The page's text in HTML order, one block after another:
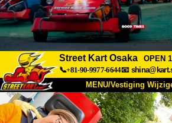
Street Kart Osaka
OPEN
📞+81-90-9977-6644📧
MENU/Vestiging
TOP